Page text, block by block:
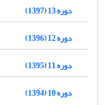
دوره 13 (1397)
دوره 12 (1396)
دوره 11 (1395)
دوره 10 (1394)